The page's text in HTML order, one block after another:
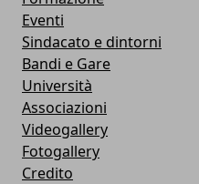
Eventi
Sindacato e dintorni
Bandi e Gare
Università
Associazioni
Videogallery
Fotogallery
Credito